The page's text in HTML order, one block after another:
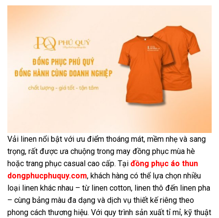
Vải linen nổi bật với ưu điểm thoáng mát, mềm nhẹ và sang
trọng, rất được ưa chuộng trong may đồng phục mùa hè
hoặc trang phục casual cao cấp. Tại đồng phục áo thun
dongphucphuquy.com, khách hàng có thể lựa chọn nhiều
loại linen khác nhau – từ linen cotton, linen thô đến linen pha
– cùng bảng màu đa dạng và dịch vụ thiết kế riêng theo
phong cách thương hiệu. Với quy trình sản xuất tỉ mỉ, kỹ thuật